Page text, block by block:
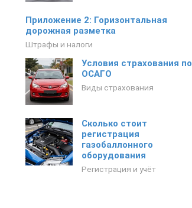
Приложение 2: Горизонтальная
дорожная разметка
Штрафы и налоги
Условия страхования по
ОСАГО
Виды страхования
Сколько стоит
регистрация
газобаллонного
оборудования
Регистрация и учёт